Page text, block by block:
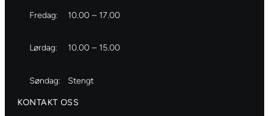
Fredag: 10.00 – 17.00
Lørdag: 10.00 – 15.00
Søndag: Stengt
KONTAKT OSS